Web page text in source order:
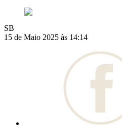
SB
15 de Maio 2025 às 14:14